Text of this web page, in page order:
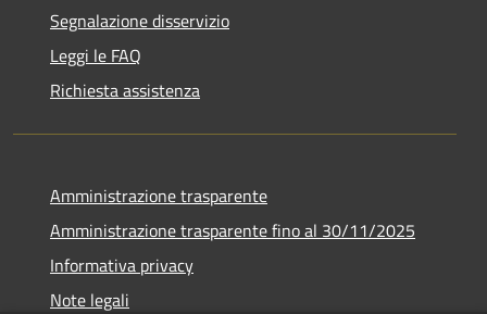
Segnalazione disservizio
Leggi le FAQ
Richiesta assistenza
Amministrazione trasparente
Amministrazione trasparente fino al 30/11/2025
Informativa privacy
Note legali